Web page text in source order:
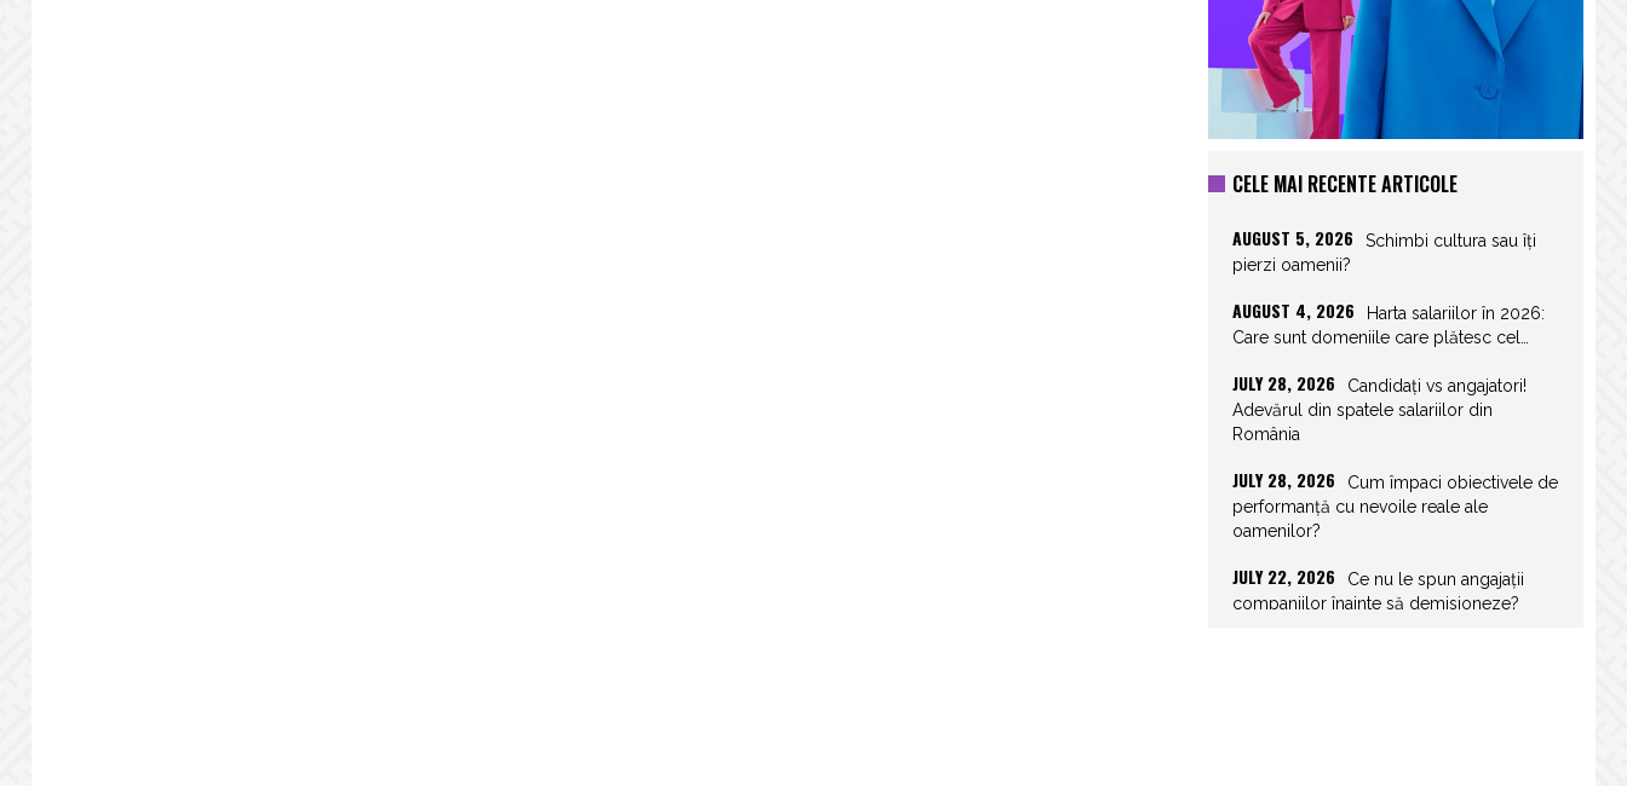
CELE MAI RECENTE ARTICOLE
AUGUST 5, 2026
Schimbi cultura sau îți
pierzi oamenii?
AUGUST 4, 2026
Harta salariilor în 2026:
Care sunt domeniile care plătesc cel…
JULY 28, 2026
Candidați vs angajatori!
Adevărul din spatele salariilor din
România
JULY 28, 2026
Cum împaci obiectivele de
performanță cu nevoile reale ale
oamenilor?
JULY 22, 2026
Ce nu le spun angajații
companiilor înainte să demisioneze?